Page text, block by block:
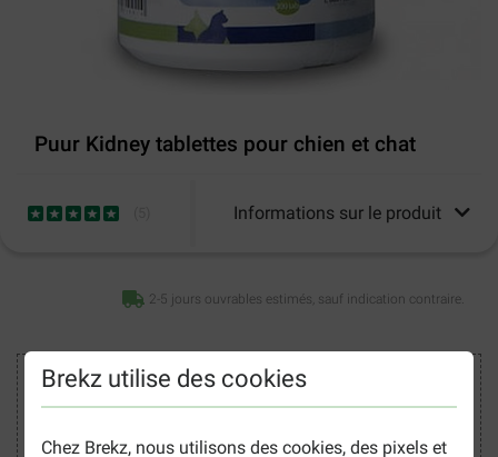
Brekz utilise des cookies
Chez Brekz, nous utilisons des cookies, des pixels et
Puur Kidney tablettes pour chien et chat
Informations sur le produit
2-5 jours ouvrables estimés, sauf indication contraire.
Acheter en toute sécurité